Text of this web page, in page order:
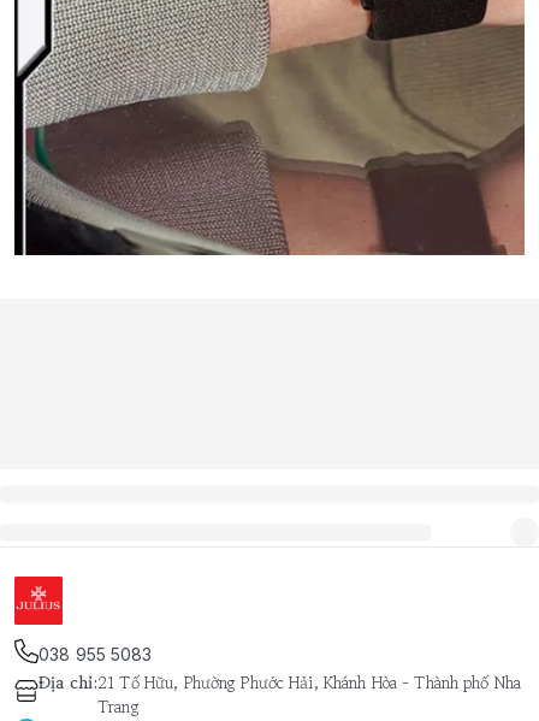
038 955 5083
Địa chỉ:21 Tố Hữu, Phường Phước Hải, Khánh Hòa - Thành phố Nha
Trang